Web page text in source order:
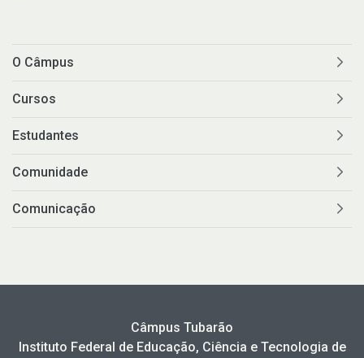
O Câmpus
Cursos
Estudantes
Comunidade
Comunicação
Câmpus Tubarão
Instituto Federal de Educação, Ciência e Tecnologia de